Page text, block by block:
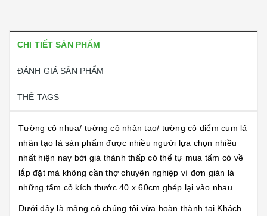
CHI TIẾT SẢN PHẨM
ĐÁNH GIÁ SẢN PHẨM
THẺ TAGS
Tường cỏ nhựa/ tường cỏ nhân tạo/ tường cỏ điểm cụm lá
nhân tạo là sản phẩm được nhiều người lựa chọn nhiều
nhất hiện nay bởi giá thành thấp có thể tự mua tấm cỏ về
lắp đặt mà không cần thợ chuyên nghiệp vì đơn giản là
những tấm cỏ kích thước 40 x 60cm ghép lại vào nhau.
Dưới đây là mảng cỏ chúng tôi vừa hoàn thành tại Khách